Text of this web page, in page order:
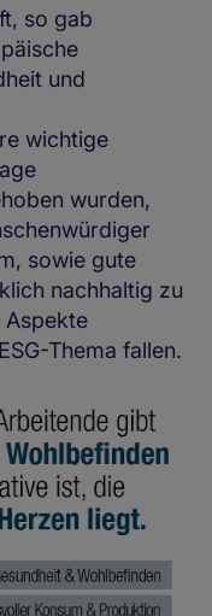
so gab
und
wichtige
wurden,
sowie gute
nachhaltig zu
Aspekte
Thema fallen.